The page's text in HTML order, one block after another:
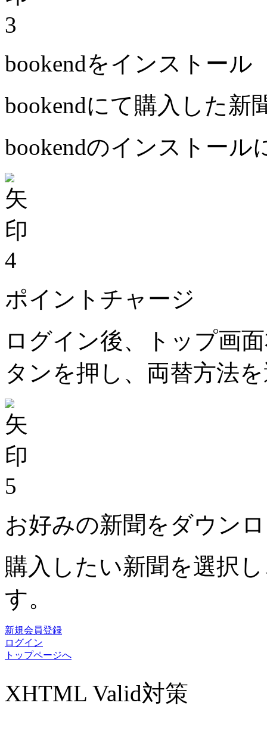
3
bookendをインストール
bookendにて購入した新
bookendのインストール
4
ポイントチャージ
ログイン後、トップ画
タンを押し、両替方法
5
お好みの新聞をダウン
購入したい新聞を選択
す。
新規会員登録
ログイン
トップページへ
XHTML Valid対策